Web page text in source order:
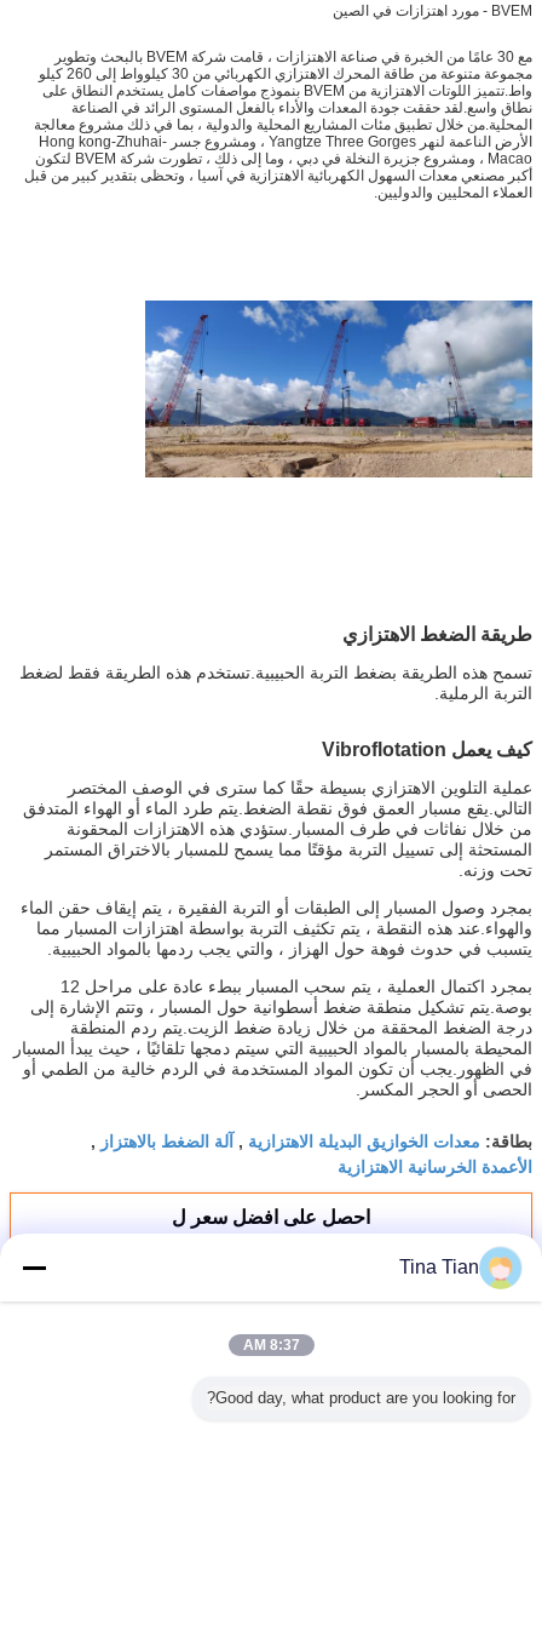
BVEM - مورد اهتزازات في الصين
مع 30 عامًا من الخبرة في صناعة الاهتزازات ، قامت شركة BVEM بالبحث وتطوير
مجموعة متنوعة من طاقة المحرك الاهتزازي الكهربائي من 30 كيلوواط إلى 260 كيلو
واط.تتميز اللوتات الاهتزازية من BVEM بنموذج مواصفات كامل يستخدم النطاق على
نطاق واسع.لقد حققت جودة المعدات والأداء بالفعل المستوى الرائد في الصناعة
المحلية.من خلال تطبيق مئات المشاريع المحلية والدولية ، بما في ذلك مشروع معالجة
الأرض الناعمة لنهر Yangtze Three Gorges ، ومشروع جسر Hong kong-Zhuhai-
Macao ، ومشروع جزيرة النخلة في دبي ، وما إلى ذلك ، تطورت شركة BVEM لتكون
أكبر مصنعي معدات السهول الكهربائية الاهتزازية في آسيا ، وتحظى بتقدير كبير من قبل
العملاء المحليين والدوليين.
تسمح هذه الطريقة بضغط التربة الحبيبية.تستخدم هذه الطريقة فقط لضغط
Tina Tian
8:37 AM
Good day, what product are you looking for?